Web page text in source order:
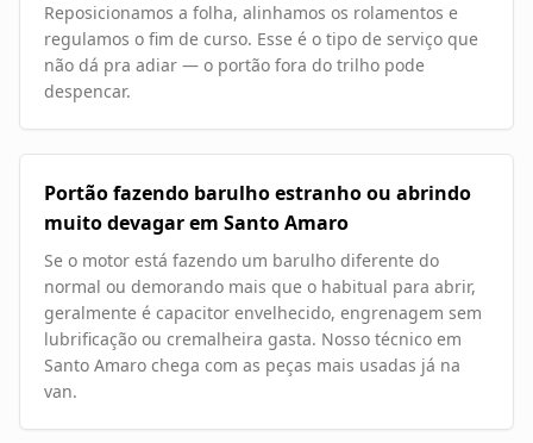
Reposicionamos a folha, alinhamos os rolamentos e
regulamos o fim de curso. Esse é o tipo de serviço que
não dá pra adiar — o portão fora do trilho pode
despencar.
Portão fazendo barulho estranho ou abrindo
muito devagar em Santo Amaro
Se o motor está fazendo um barulho diferente do
normal ou demorando mais que o habitual para abrir,
geralmente é capacitor envelhecido, engrenagem sem
lubrificação ou cremalheira gasta. Nosso técnico em
Santo Amaro chega com as peças mais usadas já na
van.